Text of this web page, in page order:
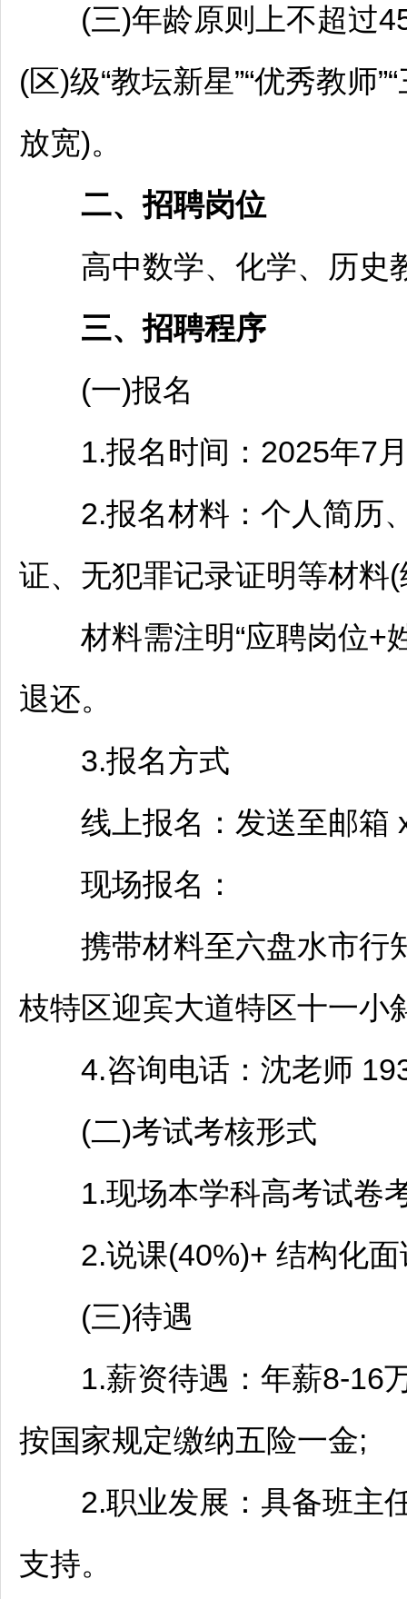
(三)年龄原则上不超过45
(区)级“教坛新星”“优秀教师
放宽)。
二、招聘岗位
高中数学、化学、历史
三、招聘程序
(一)报名
1.报名时间：2025年7
2.报名材料：个人简历
证、无犯罪记录证明等材料
材料需注明“应聘岗位+
退还。
3.报名方式
线上报名：发送至邮箱
现场报名：
携带材料至六盘水市行
枝特区迎宾大道特区十一小
4.咨询电话：沈老师
(二)考试考核形式
1.现场本学科高考试卷
2.说课(40%)+ 结构化面
(三)待遇
1.薪资待遇：年薪8-16万
按国家规定缴纳五险一金;
2.职业发展：具备班主任
支持。